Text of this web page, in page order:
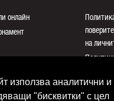
използва аналитични и
"бисквитки" с цел
онлайн
на
Общи